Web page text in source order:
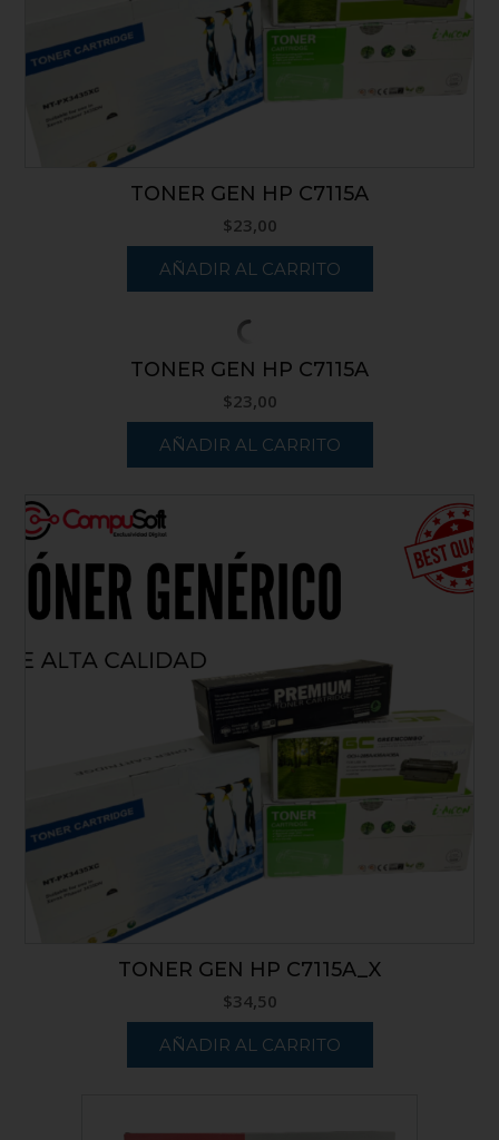
TONER GEN HP C7115A
$23,00
AÑADIR AL CARRITO
TONER GEN HP C7115A
$23,00
AÑADIR AL CARRITO
TONER GEN HP C7115A_X
$34,50
AÑADIR AL CARRITO